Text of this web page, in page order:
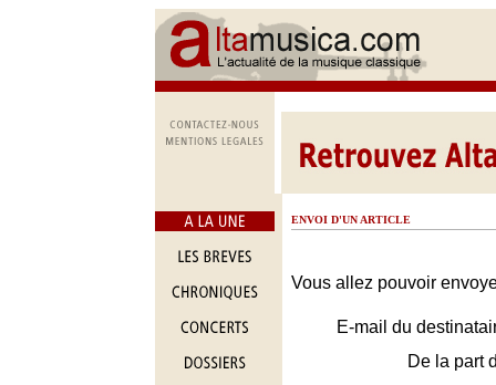
ENVOI D'UN ARTICLE
Vous allez pouvoir
E-mail du
De la part